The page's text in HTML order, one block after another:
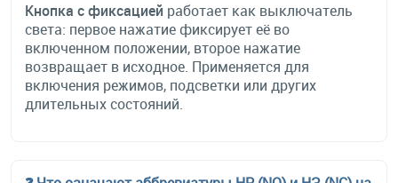
Кнопка с фиксацией работает как выключатель
света: первое нажатие фиксирует её во
включенном положении, второе нажатие
возвращает в исходное. Применяется для
включения режимов, подсветки или других
длительных состояний.